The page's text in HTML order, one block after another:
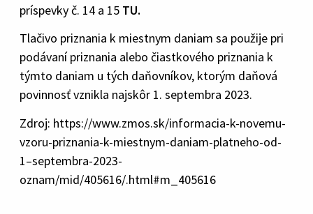
príspevky č. 14 a 15 TU.
Tlačivo priznania k miestnym daniam sa použije pri
podávaní priznania alebo čiastkového priznania k
týmto daniam u tých daňovníkov, ktorým daňová
povinnosť vznikla najskôr 1. septembra 2023.
Zdroj: https://www.zmos.sk/informacia-k-novemu-
vzoru-priznania-k-miestnym-daniam-platneho-od-
1–septembra-2023-
oznam/mid/405616/.html#m_405616